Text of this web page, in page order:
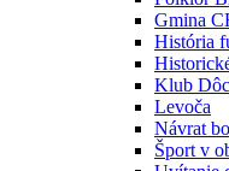
Gmina
História
Klub
Levoča
Návrat
Šport v